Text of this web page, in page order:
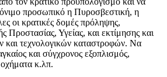
προσωπικό η Πυροσβεστική, η
οι κρατικές δομές πρόληψης,
Προστασίας, Υγείας, και εκτίμησης και
και τεχνολογικών καταστροφών. Να
και σύγχρονος εξοπλισμός,
κ.λπ.